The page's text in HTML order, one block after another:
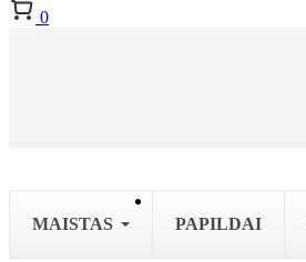
0
MAISTAS PAPILDAI